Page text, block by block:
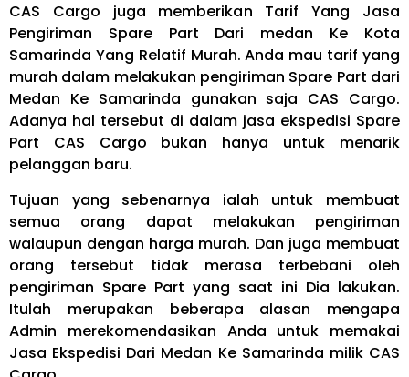
CAS Cargo juga memberikan Tarif Yang Jasa
Pengiriman Spare Part Dari medan Ke Kota
Samarinda Yang Relatif Murah. Anda mau tarif yang
murah dalam melakukan pengiriman Spare Part dari
Medan Ke Samarinda gunakan saja CAS Cargo.
Adanya hal tersebut di dalam jasa ekspedisi Spare
Part CAS Cargo bukan hanya untuk menarik
pelanggan baru.
Tujuan yang sebenarnya ialah untuk membuat
semua orang dapat melakukan pengiriman
walaupun dengan harga murah. Dan juga membuat
orang tersebut tidak merasa terbebani oleh
pengiriman Spare Part yang saat ini Dia lakukan.
Itulah merupakan beberapa alasan mengapa
Admin merekomendasikan Anda untuk memakai
Jasa Ekspedisi Dari Medan Ke Samarinda milik CAS